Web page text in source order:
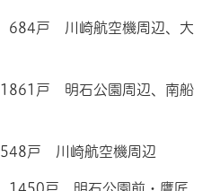
戸 川崎航空機周辺、大
戸 明石公園周辺、南船
戸 川崎航空機周辺